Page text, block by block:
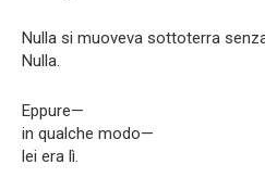
Nulla si muoveva sottoterra
Nulla.
Eppure—
in qualche modo—
lei era lì.